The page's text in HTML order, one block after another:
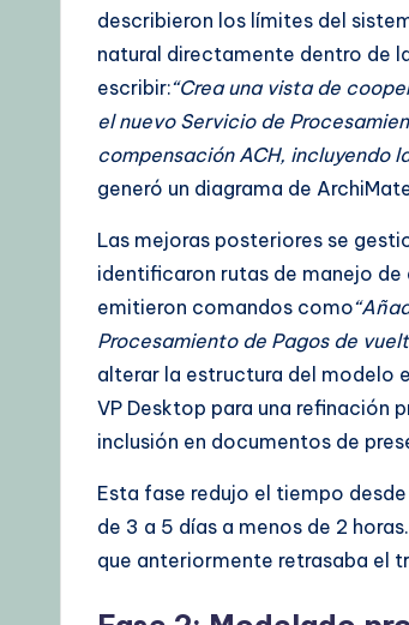
describieron los límites del
natural directamente dentro de
escribir:“Crea una vista de
el nuevo Servicio de
compensación ACH, incluyendo
generó un diagrama de
Las mejoras posteriores se
identificaron rutas de manejo
emitieron comandos como
Procesamiento de Pagos de
alterar la estructura del modelo
VP Desktop para una refinación
inclusión en documentos de
Esta fase redujo el tiempo
de 3 a 5 días a menos de 2
que anteriormente retrasaba el